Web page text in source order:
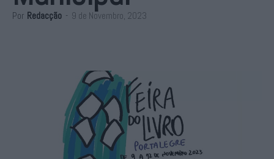
Por Redacção - 9 de Novembro, 2023